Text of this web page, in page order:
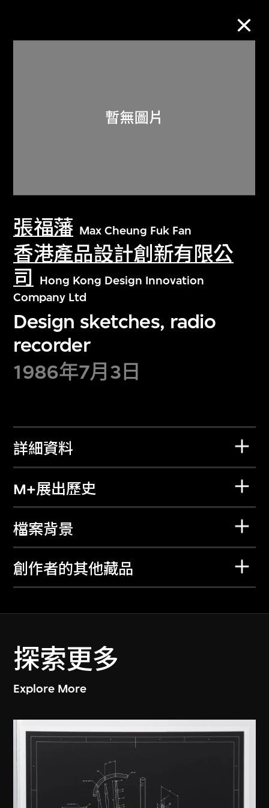
張福藩 Max Cheung Fuk Fan
香港產品設計創新有限公
司
Hong Kong Design Innovation
Company Ltd
Design sketches, radio
recorder
1986年7月3日
詳細資料
M+展出歷史
檔案背景
創作者的其他藏品
探索更多
Explore More
關於M+藏品
探索世界頂級的二十及二十一世紀視覺
文化藏品。